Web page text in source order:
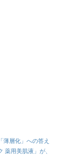
薄層化」への答え
薬用美肌液」が、